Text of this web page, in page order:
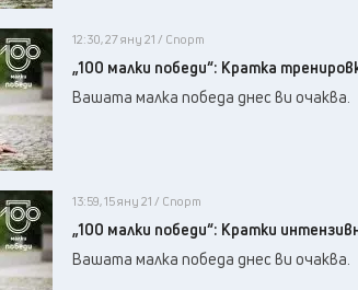
12:30, 27 яну 21 / Спорт
„100 малки победи“: Кратка
Вашата малка победа днес ви очаква.
13:59, 15 яну 21 / Спорт
„100 малки победи“: Кратки
Вашата малка победа днес ви очаква.